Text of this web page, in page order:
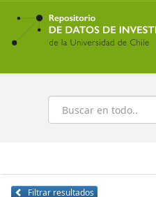
Ir
contenido
principal
Buscar
Filtrar resultados